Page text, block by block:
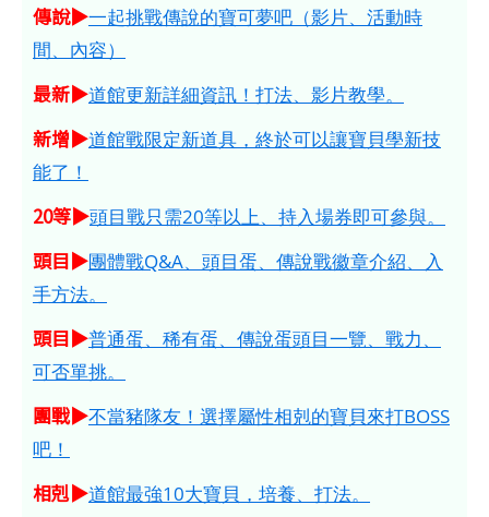
傳說▶一起挑戰傳說的寶可夢吧（影片、活動時
間、內容）
最新▶道館更新詳細資訊！打法、影片教學。
新增▶道館戰限定新道具，終於可以讓寶貝學新技
能了！
20等▶頭目戰只需20等以上、持入場券即可參與。
頭目▶團體戰Q&A、頭目蛋、傳說戰徽章介紹、入
手方法。
頭目▶普通蛋、稀有蛋、傳說蛋頭目一覽、戰力、
可否單挑。
團戰▶不當豬隊友！選擇屬性相剋的寶貝來打BOSS
吧！
相剋▶道館最強10大寶貝，培養、打法。